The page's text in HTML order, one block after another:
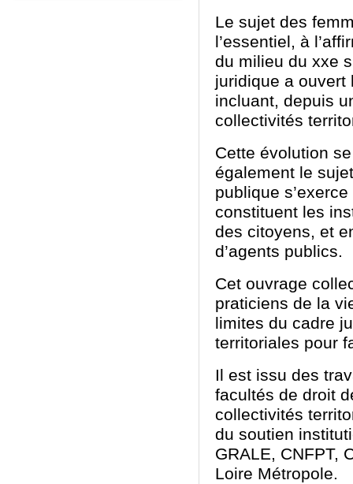
Le sujet des
l’essentiel, à
du milieu du xxe
juridique a
incluant, depuis
collectivités
Cette évolution
également le
publique
constituent les
des citoyens, et
d’agents publics.
Cet ouvrage
praticiens de la
limites du cadre
territoriales pour
Il est issu des
facultés de droit
collectivités
du soutien
GRALE, CNFPT,
Loire Métropole.